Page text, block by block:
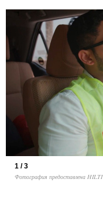
1 / 3
Фотография предоставлена HILTI